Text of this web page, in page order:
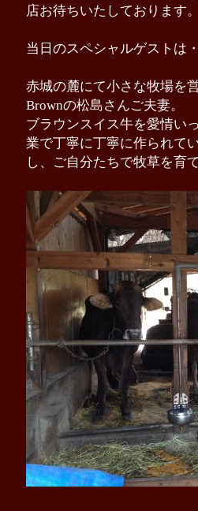
店お待ちいたしております
当日のスペシャルゲストは
赤城の麓にて小さな牧場を
Brownの松島さんご夫妻。
ブラウンスイス牛を愛情い
業で丁寧に丁寧に作られて
し、ご自分たちで牧草を育